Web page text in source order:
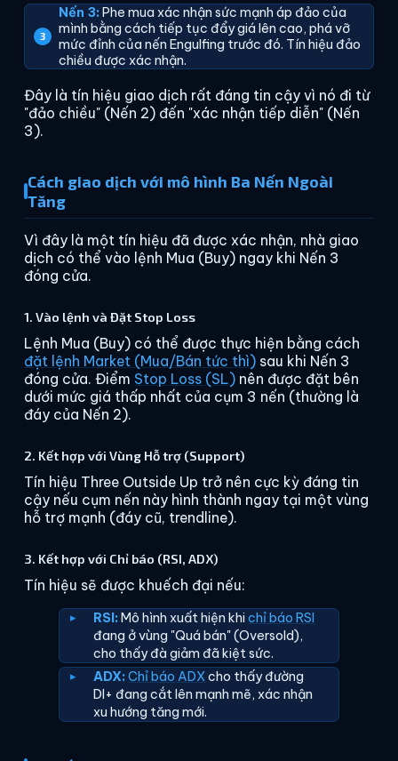
Nến 3:Phe mua xác nhận sức mạnh áp đảo của
mình bằng cách tiếp tục đẩy giá lên cao, phá vỡ
mức đỉnh của nến Engulfing trước đó. Tín hiệu đảo
chiều được xác nhận.
Đây là tín hiệu giao dịch rất đáng tin cậy vì nó đi từ
"đảo chiều" (Nến 2) đến "xác nhận tiếp diễn" (Nến
3).
Cách giao dịch với mô hình Ba Nến Ngoài
Tăng
Vì đây là một tín hiệu đã được xác nhận, nhà giao
dịch có thể vào lệnh Mua (Buy) ngay khi Nến 3
đóng cửa.
1. Vào lệnh và Đặt Stop Loss
Lệnh Mua (Buy) có thể được thực hiện bằng cách
đặt lệnh Market (Mua/Bán tức thì)sau khi Nến 3
đóng cửa. Điểm Stop Loss (SL)nên được đặt bên
dưới mức giá thấp nhất của cụm 3 nến (thường là
đáy của Nến 2).
2. Kết hợp với Vùng Hỗ trợ (Support)
Tín hiệu Three Outside Up trở nên cực kỳ đáng tin
cậy nếu cụm nến này hình thành ngay tại một vùng
hỗ trợ mạnh (đáy cũ, trendline).
3. Kết hợp với Chỉ báo (RSI, ADX)
Tín hiệu sẽ được khuếch đại nếu:
RSI:Mô hình xuất hiện khichỉ báo RSI
đang ở vùng "Quá bán" (Oversold),
cho thấy đà giảm đã kiệt sức.
ADX:Chỉ báo ADXcho thấy đường
DI+ đang cắt lên mạnh mẽ, xác nhận
xu hướng tăng mới.